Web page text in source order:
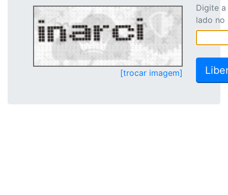
[trocar imagem]
Digite
lado no